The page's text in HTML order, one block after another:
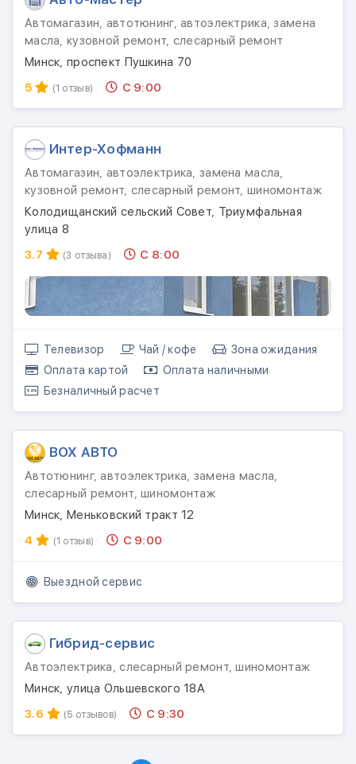
Автомагазин, автотюнинг, автоэлектрика, замена
масла, кузовной ремонт, слесарный ремонт
Минск, проспект Пушкина 70
5
(1 отзыв) С 9:00
Интер-Хофманн
Автомагазин, автоэлектрика, замена масла,
кузовной ремонт, слесарный ремонт, шиномонтаж
Колодищанский сельский Совет, Триумфальная
улица 8
3.7
(3 отзыва) С 8:00
Телевизор Чай / кофе
Зона ожидания
Оплата картой
Оплата наличными
Безналичный расчет
ВОХ АВТО
Автотюнинг, автоэлектрика, замена масла,
слесарный ремонт, шиномонтаж
Минск, Меньковский тракт 12
4
(1 отзыв) С 9:00
Выездной сервис
Гибрид-сервис
Автоэлектрика, слесарный ремонт, шиномонтаж
Минск, улица Ольшевского 18А
3.6
(5 отзывов) С 9:30